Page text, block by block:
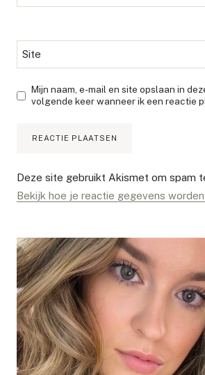
Site
Mijn naam, e-mail en site opslaan in
volgende keer wanneer ik een reactie
Deze site gebruikt Akismet om spam
Bekijk hoe je reactie gegevens